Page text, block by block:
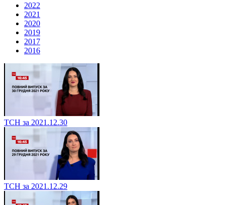
2022
2021
2020
2019
2017
2016
ТСН за 2021.12.30
ТСН за 2021.12.29